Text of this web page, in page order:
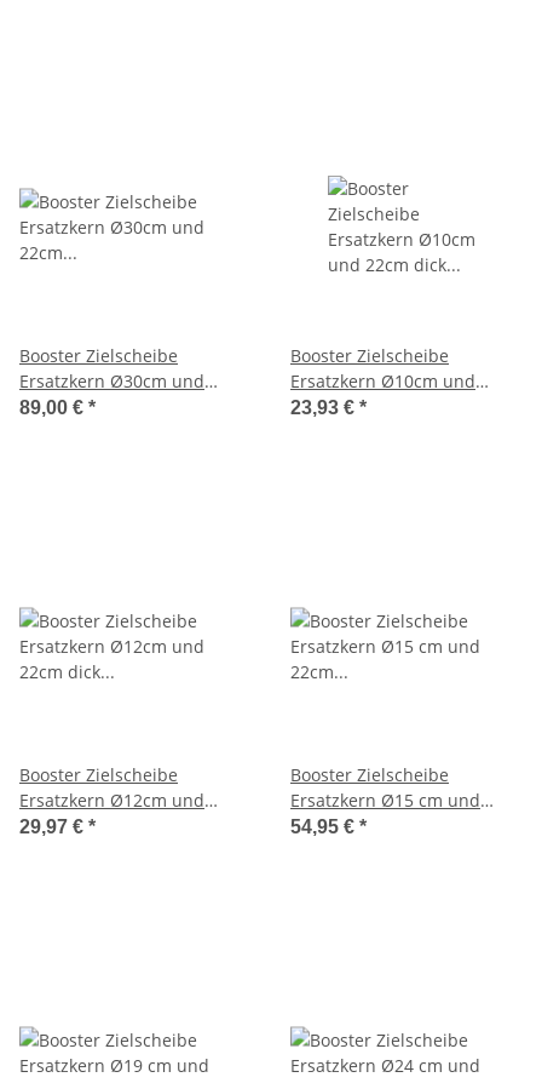
Booster Zielscheibe
Ersatzkern Ø30cm und
22cm dick orange Flexi
89,00 € *
Booster Zielscheibe
Ersatzkern Ø10cm und
22cm dick white Durafoam
23,93 € *
Booster Zielscheibe
Ersatzkern Ø12cm und
22cm dick weiß Durafoam
29,97 € *
Booster Zielscheibe
Ersatzkern Ø15 cm und
22cm dick weiß Durafoam
54,95 € *